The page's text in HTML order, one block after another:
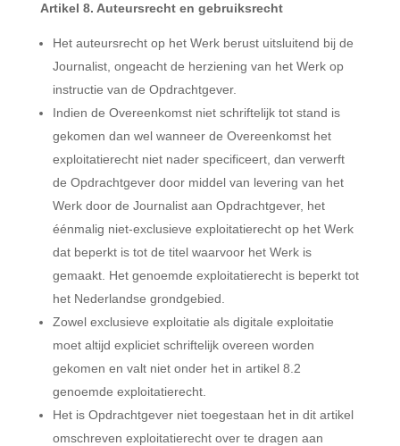
Artikel 8. Auteursrecht en gebruiksrecht
Het auteursrecht op het Werk berust uitsluitend bij de
Journalist, ongeacht de herziening van het Werk op
instructie van de Opdrachtgever.
Indien de Overeenkomst niet schriftelijk tot stand is
gekomen dan wel wanneer de Overeenkomst het
exploitatierecht niet nader specificeert, dan verwerft
de Opdrachtgever door middel van levering van het
Werk door de Journalist aan Opdrachtgever, het
éénmalig niet-exclusieve exploitatierecht op het Werk
dat beperkt is tot de titel waarvoor het Werk is
gemaakt. Het genoemde exploitatierecht is beperkt tot
het Nederlandse grondgebied.
Zowel exclusieve exploitatie als digitale exploitatie
moet altijd expliciet schriftelijk overeen worden
gekomen en valt niet onder het in artikel 8.2
genoemde exploitatierecht.
Het is Opdrachtgever niet toegestaan het in dit artikel
omschreven exploitatierecht over te dragen aan